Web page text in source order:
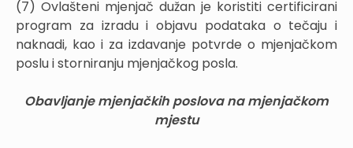
(7) Ovlašteni mjenjač dužan je koristiti certificirani
program za izradu i objavu podataka o tečaju i
naknadi, kao i za izdavanje potvrde o mjenjačkom
poslu i storniranju mjenjačkog posla.
Obavljanje mjenjačkih poslova na mjenjačkom
mjestu